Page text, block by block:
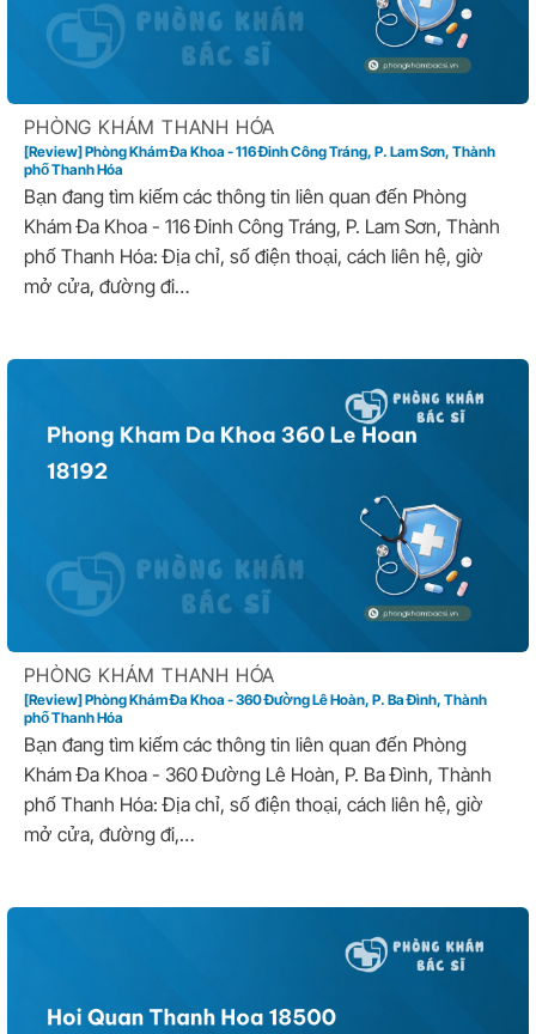
PHÒNG KHÁM THANH HÓA
[Review] Phòng Khám Đa Khoa - 116 Đinh Công Tráng, P. Lam Sơn, Thành
phố Thanh Hóa
Bạn đang tìm kiếm các thông tin liên quan đến Phòng
Khám Đa Khoa - 116 Đinh Công Tráng, P. Lam Sơn, Thành
phố Thanh Hóa: Địa chỉ, số điện thoại, cách liên hệ, giờ
mở cửa, đường đi…
PHÒNG KHÁM THANH HÓA
[Review] Phòng Khám Đa Khoa - 360 Đường Lê Hoàn, P. Ba Đình, Thành
phố Thanh Hóa
Bạn đang tìm kiếm các thông tin liên quan đến Phòng
Khám Đa Khoa - 360 Đường Lê Hoàn, P. Ba Đình, Thành
phố Thanh Hóa: Địa chỉ, số điện thoại, cách liên hệ, giờ
mở cửa, đường đi,…